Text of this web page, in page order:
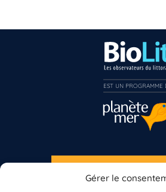
Gérer le
S'INSCRIRE À LA